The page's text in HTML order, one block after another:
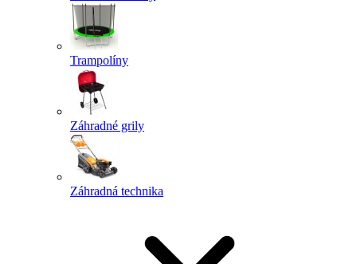
Trampolíny
Záhradné grily
Záhradná technika